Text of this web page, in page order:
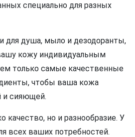
специально для разных
для душа, мыло и дезодоранты,
кожу индивидуальным
только самые качественные
чтобы ваша кожа
и сияющей.
качество, но и разнообразие. У
всех ваших потребностей.